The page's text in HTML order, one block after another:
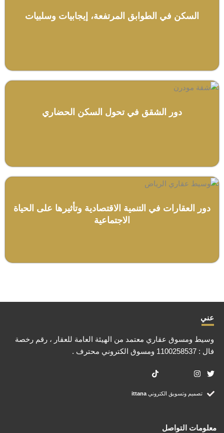
السكن في الطوابق المرتفعة، إيجابيات وسلبيات
دور الشقق في تحول السكن الحضاري
دور العقارات في التنمية الاقتصادية وتأثيرها على الحياة
الاجتماعية
عني
وسيط ومسوق عقاري معتمد من الهيئة العامة للعقار ، رقم رخصة
فال : 1100258537 ومسوق الكتروني محترف .
تصميم وتسويق الكترونيittana
معلومات التواصل